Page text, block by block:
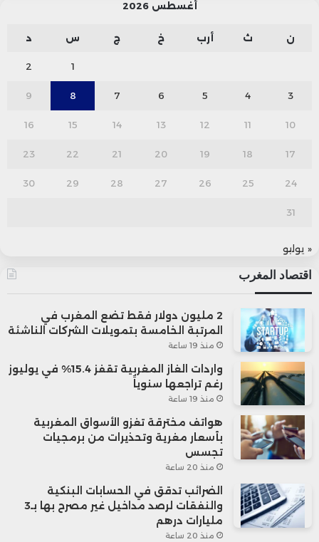
أغسطس 2026
ن ث أرب خ ج س د
1
2
3
4
5
6
7
8
9
10
11
12
13
14
15
16
17
18
19
20
21
22
23
24
25
26
27
28
29
30
31
« يوليو
اقتصاد المغرب
2 مليون دولار فقط تضع المغرب في
المرتبة الخامسة بتمويلات الشركات الناشئة
منذ 19 ساعة
واردات الغاز المغربية تقفز 15.4% في يوليوز
رغم تراجعها سنوياً
منذ 19 ساعة
هواتف مخترقة تغزو الأسواق المغربية
بأسعار مغرية وتحذيرات من برمجيات
تجسس
منذ 20 ساعة
الضرائب تدقق في الحسابات البنكية
والنفقات لرصد مداخيل غير مصرح بها بـ3
مليارات درهم
منذ 20 ساعة